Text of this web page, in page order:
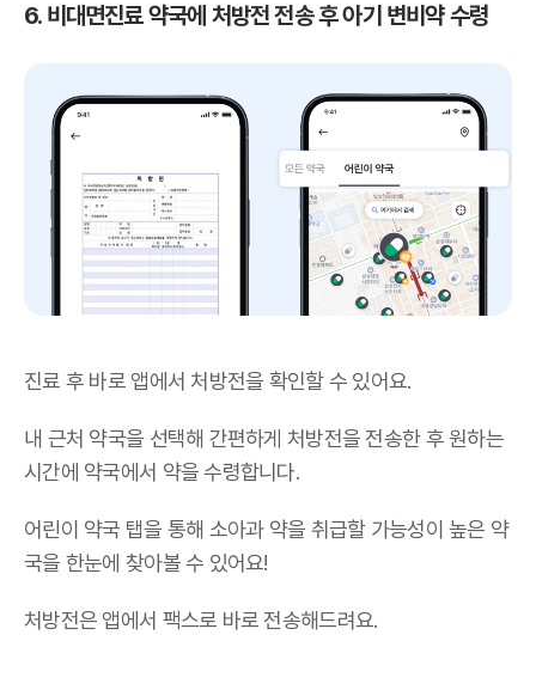
6. 비대면진료 약국에 처방전 전송 후 아기 변비약 수령
진료 후 바로 앱에서 처방전을 확인할 수 있어요.
내 근처 약국을 선택해 간편하게 처방전을 전송한 후 원하는
시간에 약국에서 약을 수령합니다.
어린이 약국 탭을 통해 소아과 약을 취급할 가능성이 높은 약
국을 한눈에 찾아볼 수 있어요!
처방전은 앱에서 팩스로 바로 전송해드려요.